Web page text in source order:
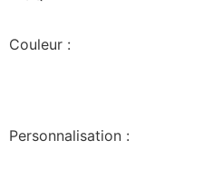
Couleur :
Personnalisation :